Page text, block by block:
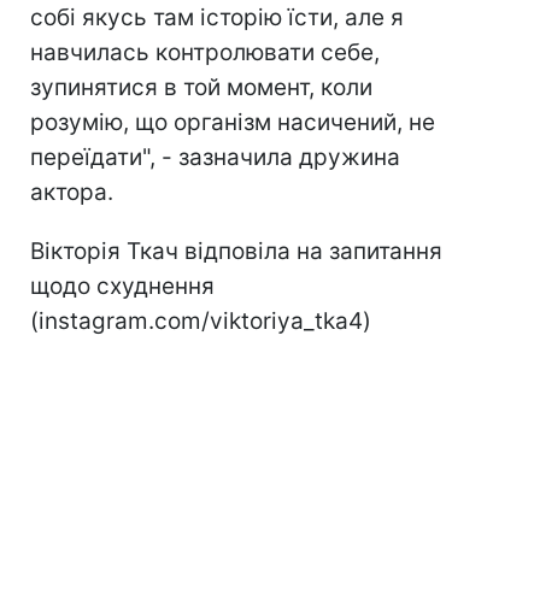
собі якусь там історію їсти, але я
навчилась контролювати себе,
зупинятися в той момент, коли
розумію, що організм насичений, не
переїдати", - зазначила дружина
актора.
Вікторія Ткач відповіла на запитання
щодо схуднення
(instagram.com/viktoriya_tka4)